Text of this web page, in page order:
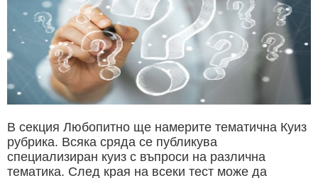
В секция Любопитно ще намерите тематична Куиз
рубрика. Всяка сряда се публикува
специализиран куиз с въпроси на различна
тематика. След края на всеки тест може да